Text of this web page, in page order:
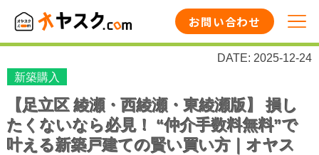
お問い合わせ
DATE: 2025-12-24
新築購入
【足立区 綾瀬・西綾瀬・東綾瀬版】 損し
たくないなら必見！ “仲介手数料無料”で
叶える新築戸建ての賢い買い方｜オヤス